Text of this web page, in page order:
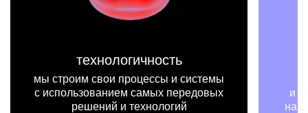
технологичность
мы строим свои процессы и системы
с использованием самых передовых
решений и технологий
и